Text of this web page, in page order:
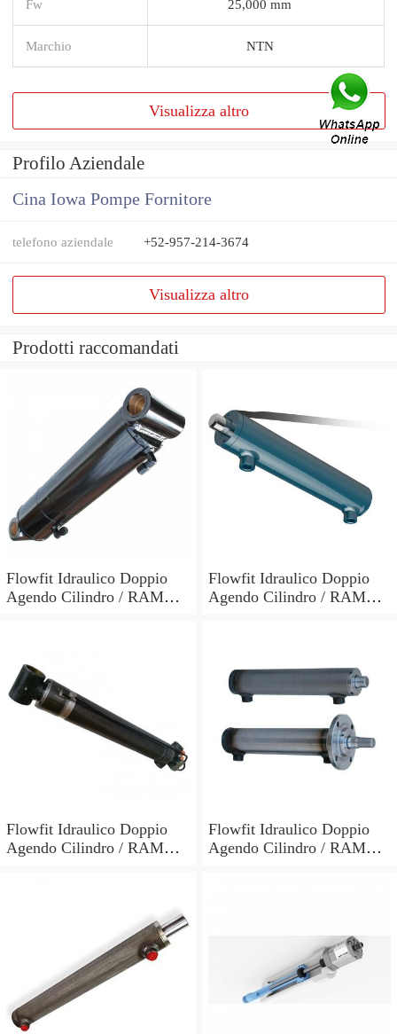
Fw 25,000 mm
Marchio NTN
Visualizza altro
Profilo Aziendale
Cina Iowa Pompe Fornitore
telefono aziendale +52-957-214-3674
Visualizza altro
Prodotti raccomandati
Flowfit Idraulico Doppio
Agendo Cilindro / RAM
Flowfit Idraulico Doppio
Agendo Cilindro / RAM
Flowfit Idraulico Doppio
Agendo Cilindro / RAM
Flowfit Idraulico Doppio
Agendo Cilindro / RAM